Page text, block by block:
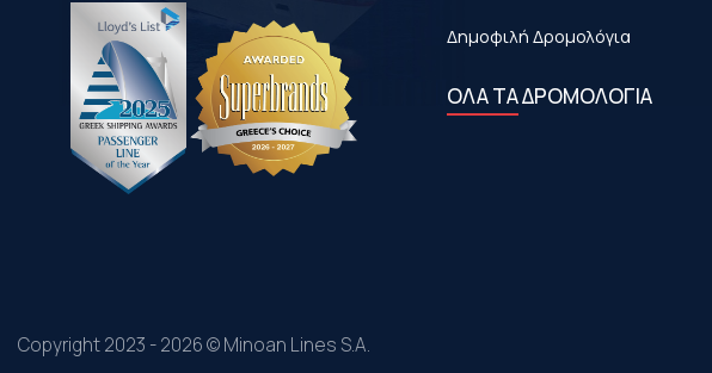
Δημοφιλή Δρομολόγια
ΟΛΑ ΤΑ ΔΡΟΜΟΛΟΓΙΑ
Copyright 2023 - 2026 © Minoan Lines S.A.